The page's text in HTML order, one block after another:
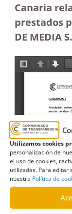
Utilizamos cookies
personalización de
el uso de cookies,
utilizadas. Para editar
nuestra Política de
Canaria
prestados
DE MEDIA